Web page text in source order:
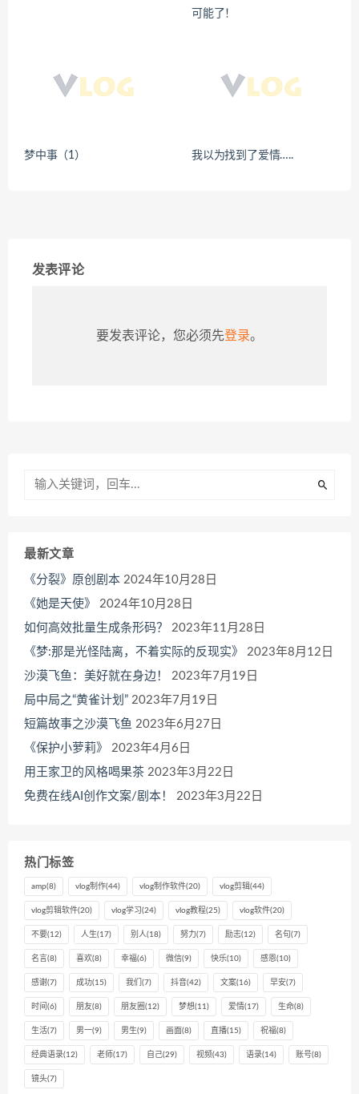
可能了！
梦中事（1） 我以为找到了爱情…..
发表评论
要发表评论，您必须先登录。
最新文章
《分裂》原创剧本 2024年10月28日
《她是天使》
2024年10月28日
如何高效批量生成条形码？
2023年11月28日
《梦:那是光怪陆离，不着实际的反现实》
2023年8月12日
沙漠飞鱼：美好就在身边！
2023年7月19日
局中局之“黄雀计划” 2023年7月19日
短篇故事之沙漠飞鱼 2023年6月27日
《保护小萝莉》
2023年4月6日
用王家卫的风格喝果茶 2023年3月22日
免费在线AI创作文案/剧本！
2023年3月22日
热门标签
amp(8) vlog制作(44) vlog制作软件(20) vlog剪辑(44)
vlog剪辑软件(20) vlog学习(24) vlog教程(25) vlog软件(20)
不要(12) 人生(17) 别人(18) 努力(7) 励志(12) 名句(7)
名言 (8) 喜欢(8) 幸福(6) 微信(9) 快乐(10) 感恩(10)
感谢(7) 成功(15) 我们 (7) 抖音(42) 文案(16) 早安(7)
时间 (6) 朋友(8) 朋友圈 (12) 梦想(11) 爱情(17) 生命(8)
生活(7) 男一(9) 男生(9) 画面(8) 直播(15) 祝福(8)
经典语录(12) 老师(17) 自己(29) 视频(43) 语录(14) 账号(8)
镜头(7)